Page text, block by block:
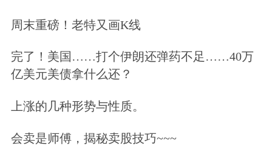
周末重磅！老特又画K线
完了！美国……打个伊朗还弹药不足……40万
亿美元美债拿什么还？
上涨的几种形势与性质。
会卖是师傅，揭秘卖股技巧~~~